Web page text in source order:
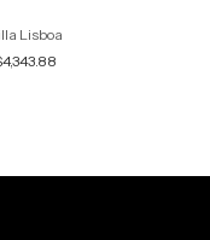
Lisboa